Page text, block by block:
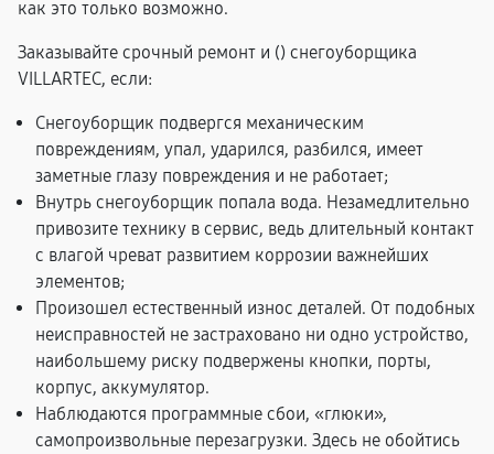
как это только возможно.
Заказывайте срочный ремонт и () снегоуборщика
VILLARTEC, если:
Снегоуборщик подвергся механическим
повреждениям, упал, ударился, разбился, имеет
заметные глазу повреждения и не работает;
Внутрь снегоуборщик попала вода. Незамедлительно
привозите технику в сервис, ведь длительный контакт
с влагой чреват развитием коррозии важнейших
элементов;
Произошел естественный износ деталей. От подобных
неисправностей не застраховано ни одно устройство,
наибольшему риску подвержены кнопки, порты,
корпус, аккумулятор.
Наблюдаются программные сбои, «глюки»,
самопроизвольные перезагрузки. Здесь не обойтись